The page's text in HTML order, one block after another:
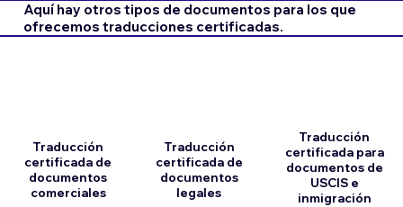
Aquí hay otros tipos de documentos para los que
ofrecemos traducciones certificadas.
Traducción
certificada de
documentos
comerciales
Traducción
certificada de
documentos
legales
Traducción
certificada para
documentos de
USCIS e
inmigración